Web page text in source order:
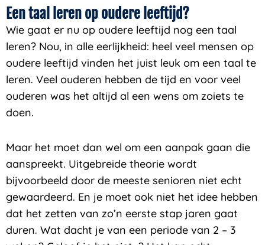
Een taal leren op oudere leeftijd?
Wie gaat er nu op oudere leeftijd nog een taal
leren? Nou, in alle eerlijkheid: heel veel mensen op
oudere leeftijd vinden het juist leuk om een taal te
leren. Veel ouderen hebben de tijd en voor veel
ouderen was het altijd al een wens om zoiets te
doen.
Maar het moet dan wel om een aanpak gaan die
aanspreekt. Uitgebreide theorie wordt
bijvoorbeeld door de meeste senioren niet echt
gewaardeerd. En je moet ook niet het idee hebben
dat het zetten van zo’n eerste stap jaren gaat
duren. Wat dacht je van een periode van 2 – 3